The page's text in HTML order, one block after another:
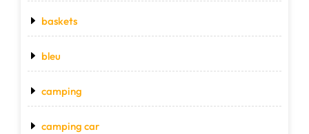
baskets
bleu
camping
camping car